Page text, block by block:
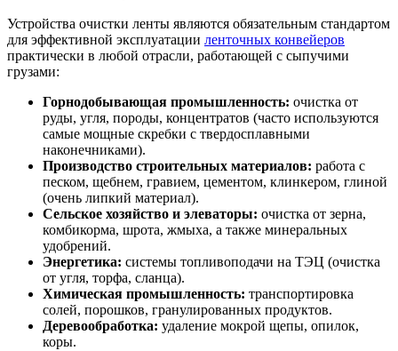
Устройства очистки ленты являются обязательным стандартом
для эффективной эксплуатации ленточных конвейеров
практически в любой отрасли, работающей с сыпучими
грузами:
Горнодобывающая промышленность: очистка от
руды, угля, породы, концентратов (часто используются
самые мощные скребки с твердосплавными
наконечниками).
Производство строительных материалов: работа с
песком, щебнем, гравием, цементом, клинкером, глиной
(очень липкий материал).
Сельское хозяйство и элеваторы: очистка от зерна,
комбикорма, шрота, жмыха, а также минеральных
удобрений.
Энергетика: системы топливоподачи на ТЭЦ (очистка
от угля, торфа, сланца).
Химическая промышленность: транспортировка
солей, порошков, гранулированных продуктов.
Деревообработка: удаление мокрой щепы, опилок,
коры.